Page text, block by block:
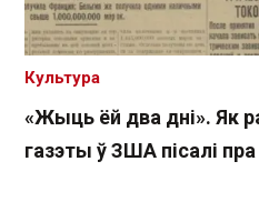
«Жыць ёй два дні». Як
газэты ў ЗША пісалі
Культура